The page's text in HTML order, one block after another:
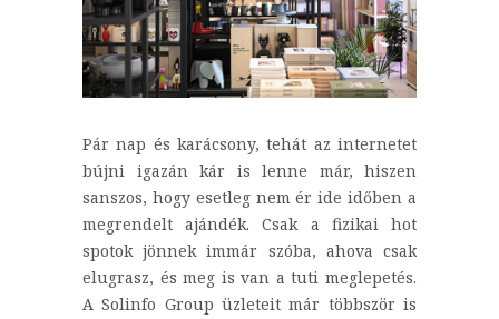
Pár nap és karácsony, tehát az internetet
bújni igazán kár is lenne már, hiszen
sanszos, hogy esetleg nem ér ide időben a
megrendelt ajándék. Csak a fizikai hot
spotok jönnek immár szóba, ahova csak
elugrasz, és meg is van a tuti meglepetés.
A Solinfo Group üzleteit már többször is